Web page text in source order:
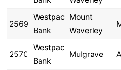
2569
Westpac
Bank
Mount
Waverley
2570
Westpac
Bank
Mulgrave